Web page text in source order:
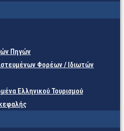
Πηγών
Φορέων / Ιδιωτών
Ελληνικού Τουρισμού